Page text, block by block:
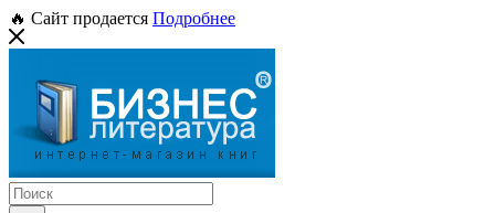
🔥 Сайт продается Подробнее